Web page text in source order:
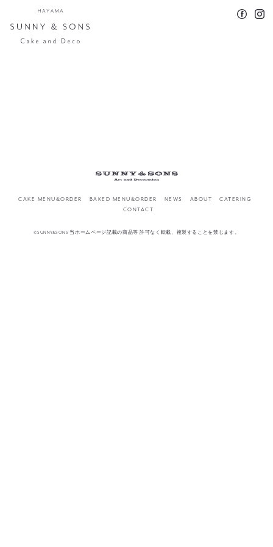
CAKE MENU&ORDER BAKED MENU&ORDER NEWS ABOUT
CATERING
CONTACT
©SUNNY&SONS 当ホームページ記載の商品等 許可なく転載、複製することを禁じます。